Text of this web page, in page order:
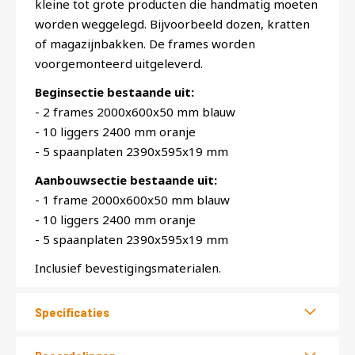
kleine tot grote producten die handmatig moeten
worden weggelegd. Bijvoorbeeld dozen, kratten
of magazijnbakken. De frames worden
voorgemonteerd uitgeleverd.
Beginsectie bestaande uit:
- 2 frames 2000x600x50 mm blauw
- 10 liggers 2400 mm oranje
- 5 spaanplaten 2390x595x19 mm
Aanbouwsectie bestaande uit:
- 1 frame 2000x600x50 mm blauw
- 10 liggers 2400 mm oranje
- 5 spaanplaten 2390x595x19 mm
Inclusief bevestigingsmaterialen.
Specificaties